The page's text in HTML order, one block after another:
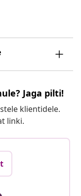
Jaga pilti!
klientidele.
linki.